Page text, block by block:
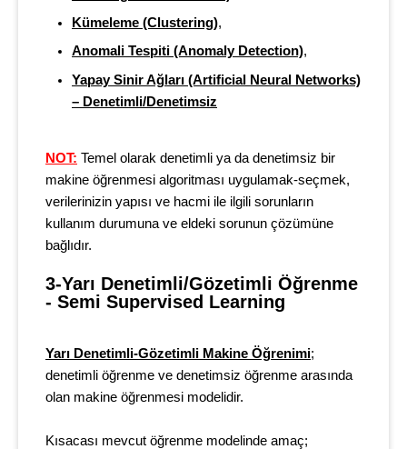
Kümeleme (Clustering),
Anomali Tespiti (Anomaly Detection),
Yapay Sinir Ağları (Artificial Neural Networks)
– Denetimli/Denetimsiz
NOT: Temel olarak denetimli ya da denetimsiz bir
makine öğrenmesi algoritması uygulamak-seçmek,
verilerinizin yapısı ve hacmi ile ilgili sorunların
kullanım durumuna ve eldeki sorunun çözümüne
bağlıdır.
3-Yarı Denetimli/Gözetimli Öğrenme
- Semi Supervised Learning
Yarı Denetimli-Gözetimli Makine Öğrenimi;
denetimli öğrenme ve denetimsiz öğrenme arasında
olan makine öğrenmesi modelidir.
Kısacası mevcut öğrenme modelinde amaç;